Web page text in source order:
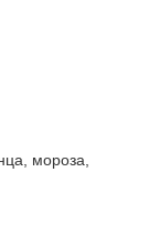
мороза,